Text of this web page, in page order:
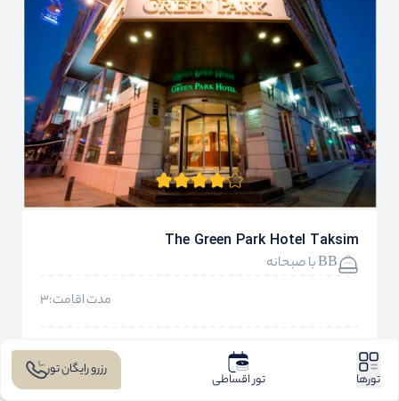
The Green Park Hotel Taksim
BB با صبحانه
مدت اقامت:3
57,890,000تومان
تورها تور اقساطی
رزرو رایگان تور